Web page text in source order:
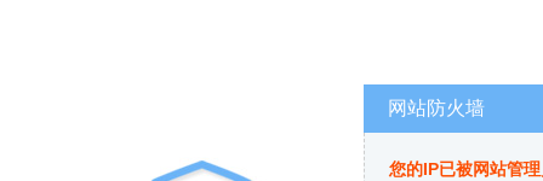
网站防火墙
您的IP已被网站管